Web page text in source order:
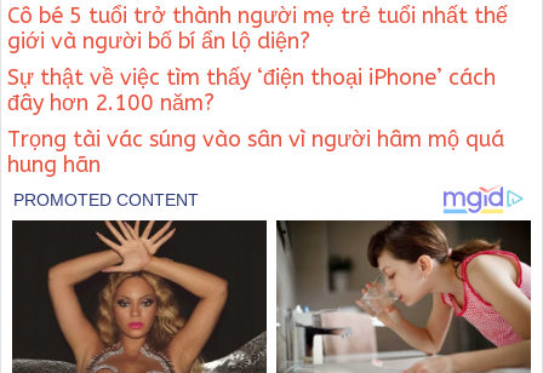
Cô bé 5 tuổi trở thành người mẹ trẻ tuổi nhất thế
giới và người bố bí ẩn lộ diện?
Sự thật về việc tìm thấy ‘điện thoại iPhone’ cách
đây hơn 2.100 năm?
Trọng tài vác súng vào sân vì người hâm mộ quá
hung hãn